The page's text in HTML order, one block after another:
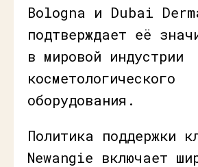
Bologna и Dubai
подтверждает её
в мировой индустрии
косметологического
оборудования.
Политика поддержки
Newangie включает